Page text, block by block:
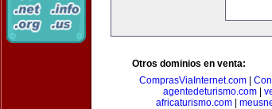
Otros dominios en venta:
ComprasViaInternet.com
agentedeturismo.com|
africaturismo.com